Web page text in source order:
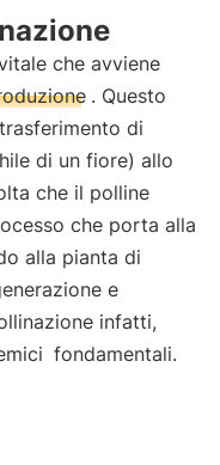
che avviene
. Questo
di
di un fiore) allo
che il polline
che porta alla
alla pianta di
e
infatti,
fondamentali.